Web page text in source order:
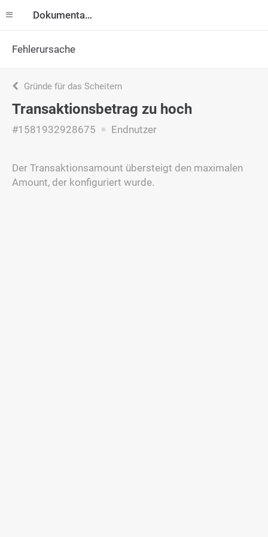
Dokumentation
Fehlerursache
Gründe für das Scheitern
Transaktionsbetrag zu hoch
#1581932928675 Endnutzer
Der Transaktionsamount übersteigt den maximalen
Amount, der konfiguriert wurde.